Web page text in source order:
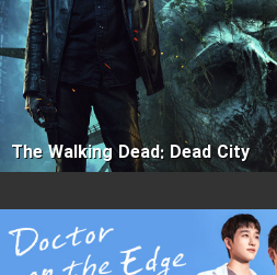
The Walking Dead: Dead City